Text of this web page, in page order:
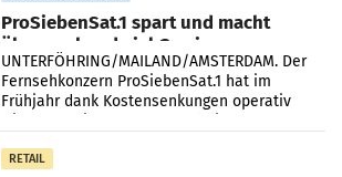
ProSiebenSat.1 spart und macht
überraschend viel Gewinn
UNTERFÖHRING/MAILAND/AMSTERDAM. Der
Fernsehkonzern ProSiebenSat.1 hat im
Frühjahr dank Kostensenkungen operativ
RETAIL